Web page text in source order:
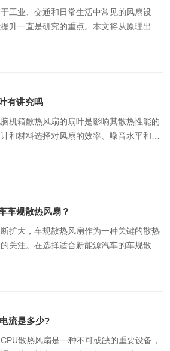
工业、交通和日常生活中常见的风扇设
升一直是研究的重点。本文将从原理出
风量和静压的机制，以期为轴流风扇的设
、风叶的设计轴流风扇的风叶设计是影响
成……
有讲究吗
机箱散热风扇的扇叶是影响其散热性能的
和材料选择对风扇的效率、噪音水平和稳
扇叶时，需要考虑风扇的转速、风量、风
常，采用流线型设计和特殊材料（如高强
车规散热风扇？
扩大，车规散热风扇作为一种关键的散热
关注。在选择适合新能源汽车的车规散热
因素，以确保设备的性能和稳定性。下
素，并讨论是否有专门针对新能源汽车设
流是多少?
散热风扇是一种不可或缺的重要设备，